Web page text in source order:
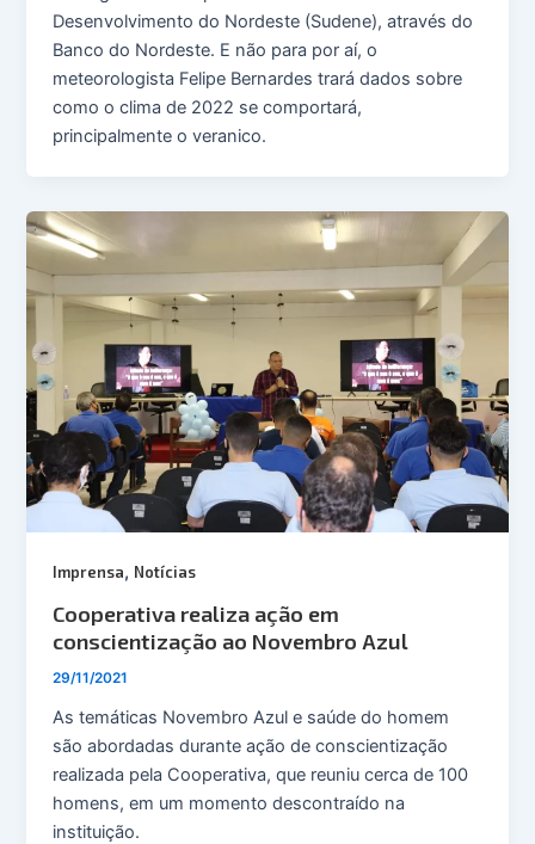
Desenvolvimento do Nordeste (Sudene), através do
Banco do Nordeste. E não para por aí, o
meteorologista Felipe Bernardes trará dados sobre
como o clima de 2022 se comportará,
principalmente o veranico.
Imprensa, Notícias
Cooperativa realiza ação em
conscientização ao Novembro Azul
29/11/2021
As temáticas Novembro Azul e saúde do homem
são abordadas durante ação de conscientização
realizada pela Cooperativa, que reuniu cerca de 100
homens, em um momento descontraído na
instituição.